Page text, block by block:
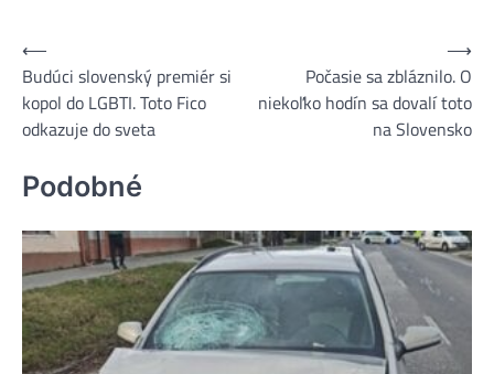
Navigácia
v
článku
⟵
Budúci slovenský premiér si
kopol do LGBTI. Toto Fico
odkazuje do sveta
Počasie sa zbláznilo. O
niekoľko hodín sa dovalí toto
na Slovensko
⟶
Podobné